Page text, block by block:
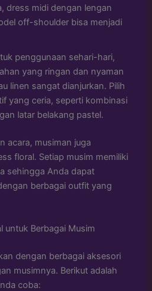
dress midi dengan lengan
off-shoulder bisa menjadi
penggunaan sehari-hari,
yang ringan dan nyaman
linen sangat dianjurkan. Pilih
yang ceria, seperti kombinasi
latar belakang pastel.
acara, musiman juga
floral. Setiap musim memiliki
sehingga Anda dapat
berbagai outfit yang
untuk Berbagai Musim
dengan berbagai aksesori
musimnya. Berikut adalah
coba: